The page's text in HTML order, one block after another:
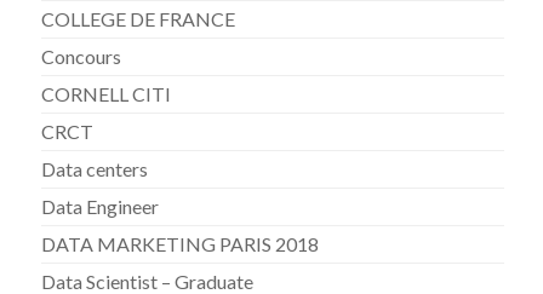
COLLEGE DE FRANCE
Concours
CORNELL CITI
CRCT
Data centers
Data Engineer
DATA MARKETING PARIS 2018
Data Scientist – Graduate